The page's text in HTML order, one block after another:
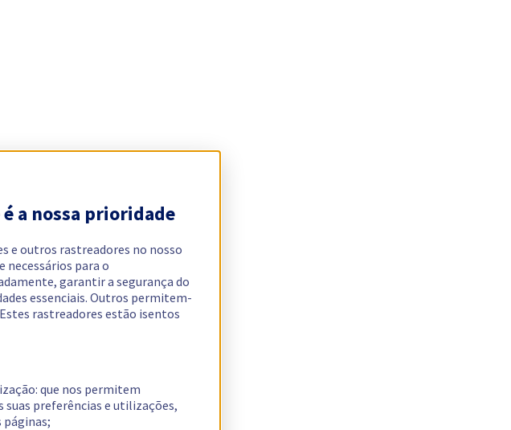
a nossa prioridade
e outros rastreadores no nosso
para o
garantir a segurança do
essenciais. Outros permitem-
rastreadores estão isentos
que nos permitem
suas preferências e utilizações,
páginas;